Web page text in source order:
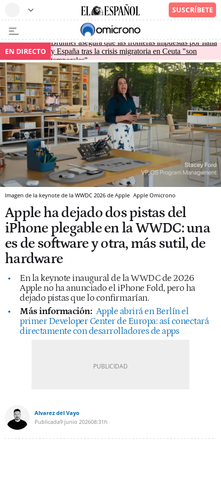
EN DIRECTO
Brunner asegura que las fronteras impuestas por Italia
y España tras la crisis migratoria en Ceuta "son
temporales"
Imagen de la keynote de la WWDC 2026 de Apple Apple Omicrono
Apple ha dejado dos pistas del
iPhone plegable en la WWDC: una
es de software y otra, más sutil, de
hardware
En la keynote inaugural de la WWDC de 2026
Apple no ha anunciado el iPhone Fold, pero ha
dejado pistas que lo confirmarían.
Más información: Apple abrirá en Berlín el
primer Developer Center de Europa: así conectará
directamente con desarrolladores de apps
Alvarez del Vayo
Publicada9 junio 202608:31h